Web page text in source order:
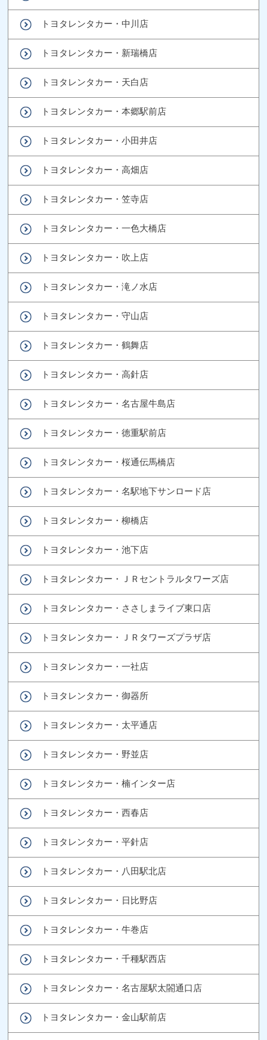
トヨタレンタカー・中川店
トヨタレンタカー・新瑞橋店
トヨタレンタカー・天白店
トヨタレンタカー・本郷駅前店
トヨタレンタカー・小田井店
トヨタレンタカー・高畑店
トヨタレンタカー・笠寺店
トヨタレンタカー・一色大橋店
トヨタレンタカー・吹上店
トヨタレンタカー・滝ノ水店
トヨタレンタカー・守山店
トヨタレンタカー・鶴舞店
トヨタレンタカー・高針店
トヨタレンタカー・名古屋牛島店
トヨタレンタカー・徳重駅前店
トヨタレンタカー・桜通伝馬橋店
トヨタレンタカー・名駅地下サンロード店
トヨタレンタカー・柳橋店
トヨタレンタカー・池下店
トヨタレンタカー・ＪＲセントラルタワーズ店
トヨタレンタカー・ささしまライブ東口店
トヨタレンタカー・ＪＲタワーズプラザ店
トヨタレンタカー・一社店
トヨタレンタカー・御器所
トヨタレンタカー・太平通店
トヨタレンタカー・野並店
トヨタレンタカー・楠インター店
トヨタレンタカー・西春店
トヨタレンタカー・平針店
トヨタレンタカー・八田駅北店
トヨタレンタカー・日比野店
トヨタレンタカー・牛巻店
トヨタレンタカー・千種駅西店
トヨタレンタカー・名古屋駅太閤通口店
トヨタレンタカー・金山駅前店